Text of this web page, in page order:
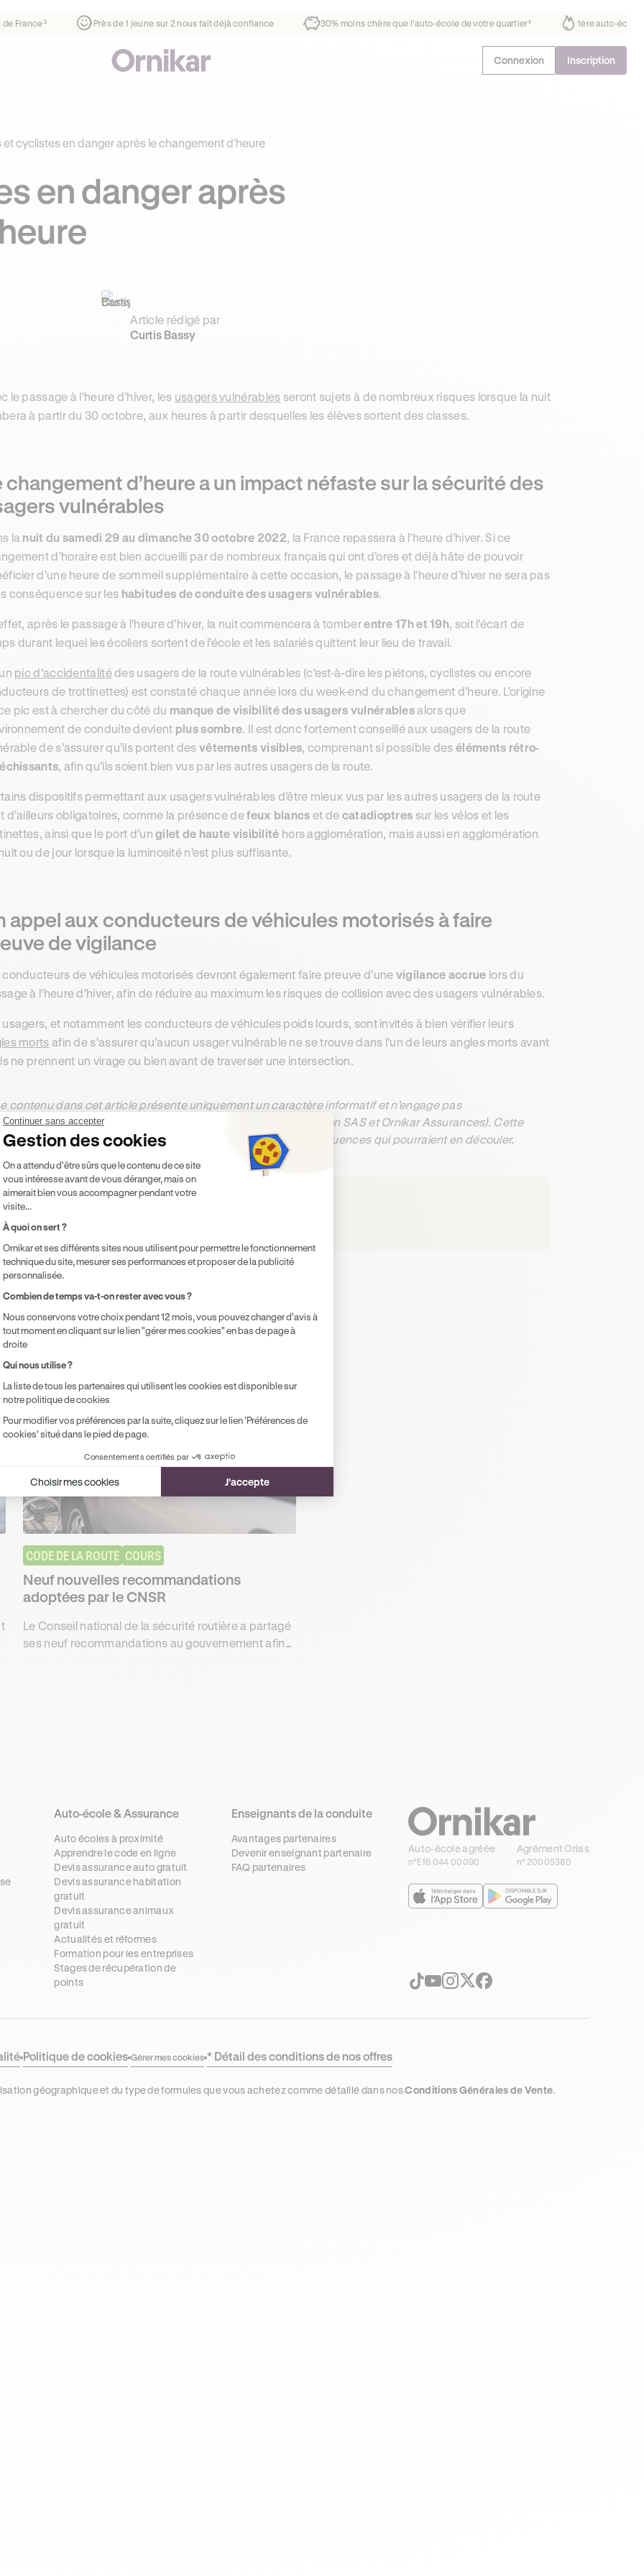
¹ 1ère auto-école de France³ Près de 1 jeune sur 2 nous fait déjà confiance 30% moins chère que l’auto-école de votre
Connexion Inscription
et cyclistes en danger après le changement d’heure
en danger après
Article rédigé par
Curtis Bassy
le passage à l’heure d’hiver, les usagers vulnérables seront sujets à de nombreux risques lorsque la nuit
à partir du 30 octobre, aux heures à partir desquelles les élèves sortent des classes.
changement d’heure a un impact néfaste sur la sécurité des
vulnérables
la nuit du samedi 29 au dimanche 30 octobre 2022, la France repassera à l’heure d’hiver. Si ce
d’horaire est bien accueilli par de nombreux français qui ont d’ores et déjà hâte de pouvoir
d’une heure de sommeil supplémentaire à cette occasion, le passage à l’heure d’hiver ne sera pas
conséquence sur les habitudes de conduite des usagers vulnérables.
après le passage à l’heure d’hiver, la nuit commencera à tomberentre 17h et 19h, soit l’écart de
durant lequel les écoliers sortent de l’école et les salariés quittent leur lieu de travail.
pic d’accidentalitédes usagers de la route vulnérables (c’est-à-dire les piétons, cyclistes ou encore
de trottinettes) est constaté chaque année lors du week-end du changement d’heure. L’origine
pic est à chercher du côté du manque de visibilité des usagers vulnérablesalors que
de conduite devient plus sombre. Il est donc fortement conseillé aux usagers de la route
de s’assurer qu’ils portent des vêtements visibles, comprenant si possible deséléments rétro-
, afin qu’ils soient bien vus par les autres usagers de la route.
dispositifs permettant aux usagers vulnérables d’être mieux vus par les autres usagers de la route
d’ailleurs obligatoires, comme la présence defeux blancs et de catadioptres sur les vélos et les
ainsi que le port d’ungilet de haute visibilité hors agglomération, mais aussi en agglomération
ou de jour lorsque la luminosité n’est plus suffisante.
appel aux conducteurs de véhicules motorisés à faire
de vigilance
conducteurs de véhicules motorisés devront également faire preuve d’une vigilance accrue lors du
à l’heure d’hiver, afin de réduire au maximum les risques de collision avec des usagers vulnérables.
usagers, et notamment les conducteurs de véhicules poids lourds, sont invités à bien vérifier leurs
morts afin de s’assurer qu’aucun usager vulnérable ne se trouve dans l'un de leurs angles morts avant
ne prennent un virage ou bien avant de traverser une intersection.
contenu dans cet article présente uniquement un caractère informatif et n’engage pas
contractuellement Ornikar (à savoir les entités Marianne Formation SAS et Ornikar Assurances). Cette
dernière décline toute responsabilité sur les décisions et conséquences qui pourraient en découler.
Résumer cet article avec :
ChatGPT
dans votre parcours
CODE DE LA ROUTE COURS
Neuf nouvelles recommandations
adoptées par le CNSR
Le Conseil national de la sécurité routière a partagé
ses neuf recommandations au gouvernement afin
Auto-école & Assurance
Auto écoles à proximité
Apprendre le code en ligne
Devis assurance auto gratuit
Devis assurance habitation
gratuit
Devis assurance animaux
gratuit
Actualités et réformes
Formation pour les entreprises
Stages de récupération de
points
Enseignants de la conduite
Avantages partenaires
Devenir enseignant partenaire
FAQ partenaires
Auto-école agréée
n°E16 044 00090
Agrément Orias
n° 20005380
Politique de cookies Gérer mes cookies * Détail des conditions de nos offres
géographique et du type de formules que vous achetez comme détaillé dans nosConditions Générales de Vente.
Continuer sans accepter
Gestion des cookies
Plateforme de Gestion du Consentement : Personnalisez vos Options
On a attendu d'être sûrs que le contenu de ce site
vous intéresse avant de vous déranger, mais on
aimerait bien vous accompagner pendant votre
visite...
À quoi on sert ?
Ornikar et ses différents sites nous utilisent pour permettre le fonctionnement
technique du site, mesurer ses performances et proposer de la publicité
personnalisée.
Combien de temps va-t-on rester avec vous ?
Nous conservons votre choix pendant 12 mois, vous pouvez changer d'avis à
tout moment en cliquant sur le lien "gérer mes cookies" en bas de page à
droite
Qui nous utilise ?
La liste de tous les partenaires qui utilisent les cookies est disponible sur
notre politique de cookies
Pour modifier vos préférences par la suite, cliquez sur le lien 'Préférences de
cookies' situé dans le pied de page.
Consentements certifiés par
Choisir mes cookies J'accepte
Axeptio consent